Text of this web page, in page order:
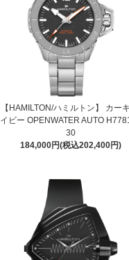
【HAMILTON/ハミルトン】 カー
イビー OPENWATER AUTO
30
184,000円(税込202,400円)